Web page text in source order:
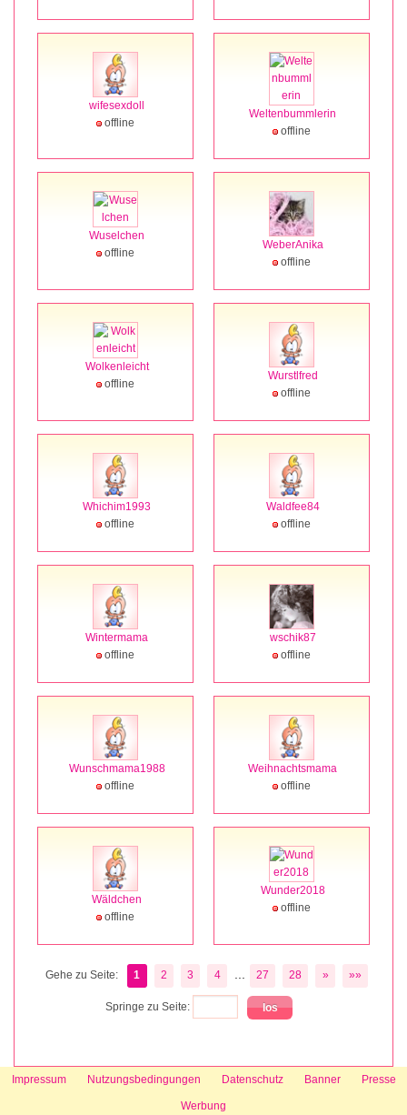
wifesexdoll
offline
Weltenbummlerin
offline
Wuselchen
offline
WeberAnika
offline
Wolkenleicht
offline
Wurstlfred
offline
Whichim1993
offline
Waldfee84
offline
Wintermama
offline
wschik87
offline
Wunschmama1988
offline
Weihnachtsmama
offline
Wäldchen
offline
Wunder2018
offline
Gehe zu Seite: 1 2 3 4 ... 27 28 » »»
Springe zu Seite:
Impressum Nutzungsbedingungen Datenschutz Banner Presse
Werbung